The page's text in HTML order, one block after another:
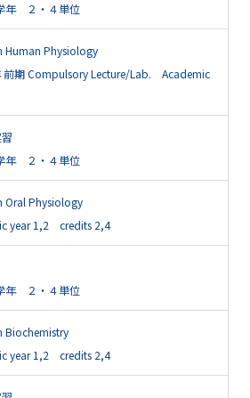
年 ２・４単位
Human Physiology
前期 Compulsory Lecture/Lab. Academic
年 ２・４単位
Oral Physiology
year 1,2 credits 2,4
年 ２・４単位
Biochemistry
year 1,2 credits 2,4